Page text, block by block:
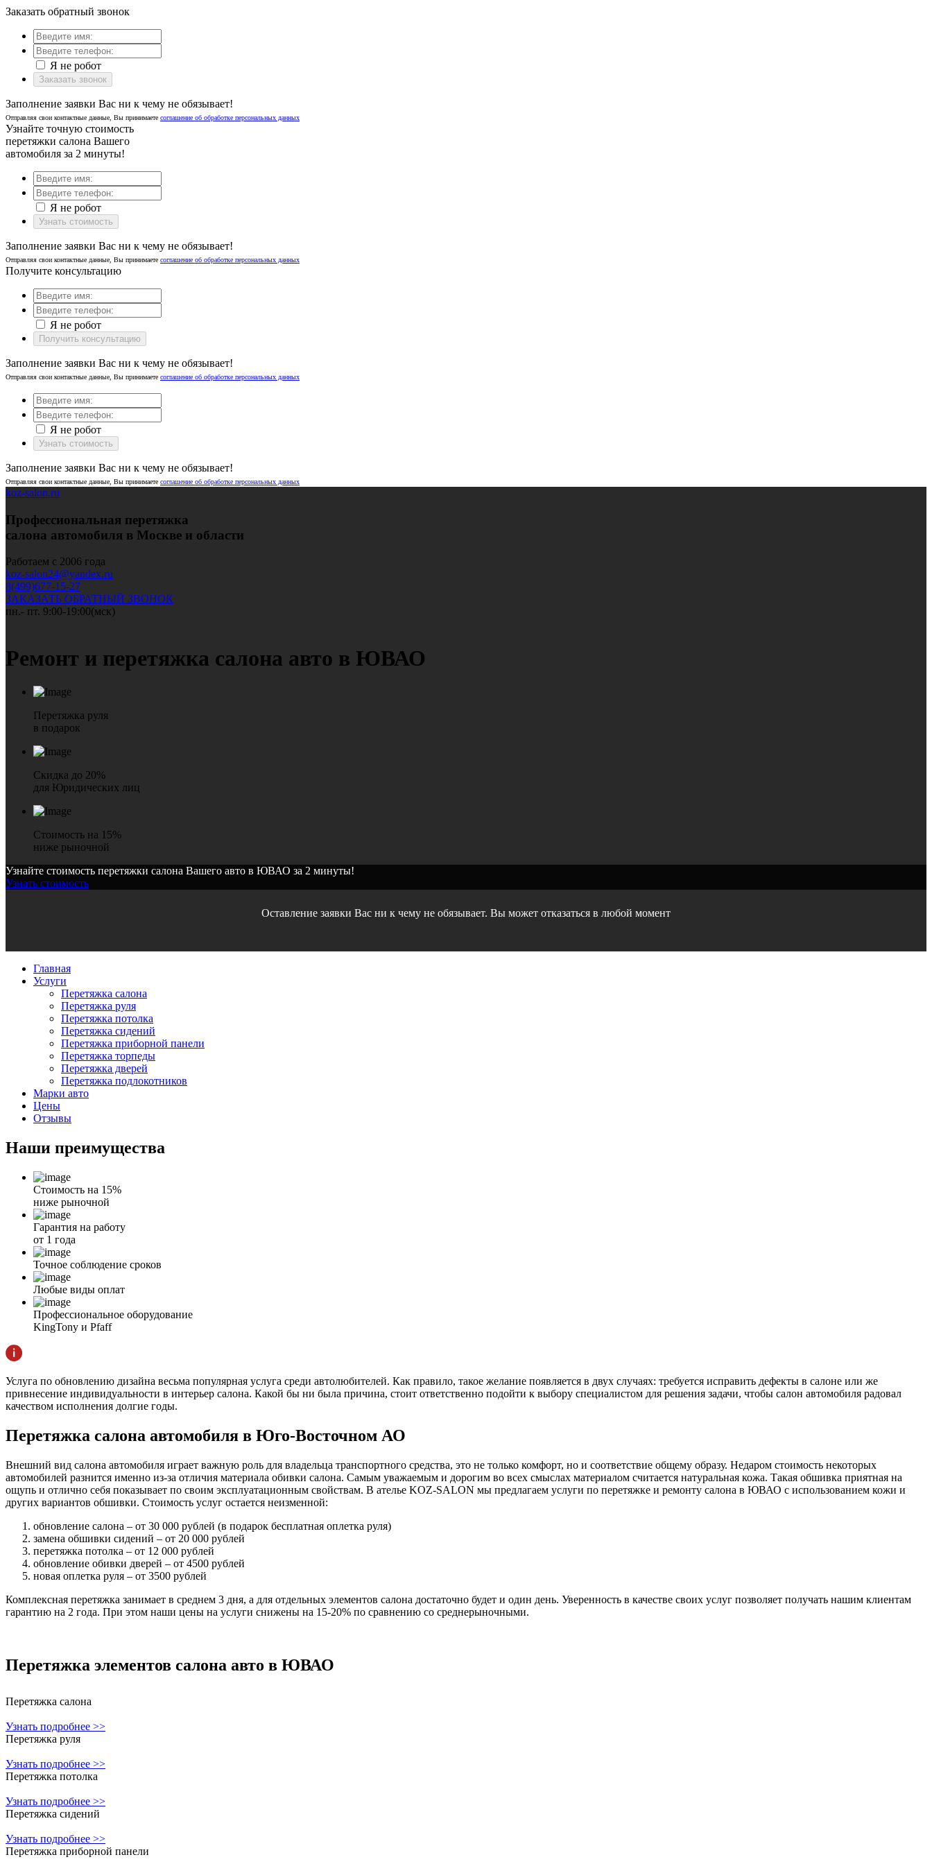
Заказать обратный звонок
Я не робот
Заказать звонок
Заполнение заявки Вас ни к чему не обязывает!
Отправляя свои контактные данные, Вы принимаете соглашение об обработке персональных данных
Узнайте точную стоимость
перетяжки салона Вашего
автомобиля за 2 минуты!
Я не робот
Узнать стоимость
Заполнение заявки Вас ни к чему не обязывает!
Отправляя свои контактные данные, Вы принимаете соглашение об обработке персональных данных
Получите консультацию
Я не робот
Получить консультацию
Заполнение заявки Вас ни к чему не обязывает!
Отправляя свои контактные данные, Вы принимаете соглашение об обработке персональных данных
Я не робот
Узнать стоимость
Заполнение заявки Вас ни к чему не обязывает!
Отправляя свои контактные данные, Вы принимаете соглашение об обработке персональных данных
koz-salon.ru
Профессиональная перетяжка
салона автомобиля в Москве и области
Работаем с 2006 года
koz-salon24@yandex.ru
8(499)677-15-27
ЗАКАЗАТЬ ОБРАТНЫЙ ЗВОНОК
пн.- пт. 9:00-19:00(мск)
Ремонт и перетяжка салона авто в ЮВАО
Перетяжка руля
в подарок
Скидка до 20%
для Юридических лиц
Стоимость на 15%
ниже рыночной
Узнайте стоимость перетяжки салона Вашего авто в ЮВАО за 2 минуты!
Узнать стоимость
Оставление заявки Вас ни к чему не обязывает. Вы может отказаться в любой момент
Главная
Услуги
Перетяжка салона
Перетяжка руля
Перетяжка потолка
Перетяжка сидений
Перетяжка приборной панели
Перетяжка торпеды
Перетяжка дверей
Перетяжка подлокотников
Марки авто
Цены
Отзывы
Наши преимущества
Стоимость на 15%
ниже рыночной
Гарантия на работу
от 1 года
Точное соблюдение сроков
Любые виды оплат
Профессиональное оборудование
KingTony и Pfaff
Услуга по обновлению дизайна весьма популярная услуга среди автолюбителей. Как правило, такое желание появляется в двух случаях: требуется исправить дефекты в салоне или же
привнесение индивидуальности в интерьер салона. Какой бы ни была причина, стоит ответственно подойти к выбору специалистом для решения задачи, чтобы салон автомобиля радовал
качеством исполнения долгие годы.
Перетяжка салона автомобиля в Юго-Восточном АО
Внешний вид салона автомобиля играет важную роль для владельца транспортного средства, это не только комфорт, но и соответствие общему образу. Недаром стоимость некоторых
автомобилей разнится именно из-за отличия материала обивки салона. Самым уважаемым и дорогим во всех смыслах материалом считается натуральная кожа. Такая обшивка приятная на
ощупь и отлично себя показывает по своим эксплуатационным свойствам. В ателье KOZ-SALON мы предлагаем услуги по перетяжке и ремонту салона в ЮВАО с использованием кожи и
других вариантов обшивки. Стоимость услуг остается неизменной:
обновление салона – от 30 000 рублей (в подарок бесплатная оплетка руля)
замена обшивки сидений – от 20 000 рублей
перетяжка потолка – от 12 000 рублей
обновление обивки дверей – от 4500 рублей
новая оплетка руля – от 3500 рублей
Комплексная перетяжка занимает в среднем 3 дня, а для отдельных элементов салона достаточно будет и один день. Уверенность в качестве своих услуг позволяет получать нашим клиентам
гарантию на 2 года. При этом наши цены на услуги снижены на 15-20% по сравнению со среднерыночными.
Перетяжка элементов салона авто в ЮВАО
Перетяжка салона
Узнать подробнее >>
Перетяжка руля
Узнать подробнее >>
Перетяжка потолка
Узнать подробнее >>
Перетяжка сидений
Узнать подробнее >>
Перетяжка приборной панели